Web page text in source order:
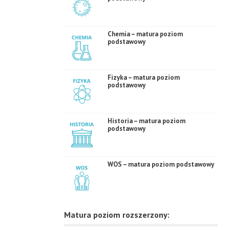
Chemia – matura poziom
podstawowy
Fizyka – matura poziom
podstawowy
Historia – matura poziom
podstawowy
WOS – matura poziom podstawowy
Matura poziom rozszerzony: